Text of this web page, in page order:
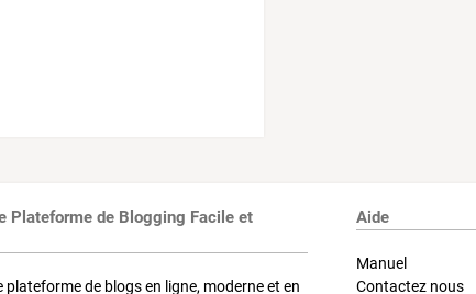
Plateforme de Blogging Facile et
plateforme de blogs en ligne, moderne et en
Aide
Manuel
Contactez nous